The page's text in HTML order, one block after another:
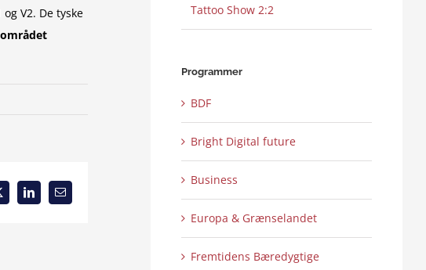
V2. De tyske
LinkedInEmail
Tattoo Show 2:2
Programmer
BDF
Bright Digital future
Business
Europa & Grænselandet
Fremtidens Bæredygtige